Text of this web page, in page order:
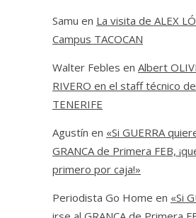
Samu en La visita de ALEX
Campus TACOCAN
Walter Febles en Albert
RIVERO en el staff técnico
TENERIFE
Agustín en «Si GUERRA
GRANCA de Primera FEB,
primero por caja!»
Periodista Go Home en «Si